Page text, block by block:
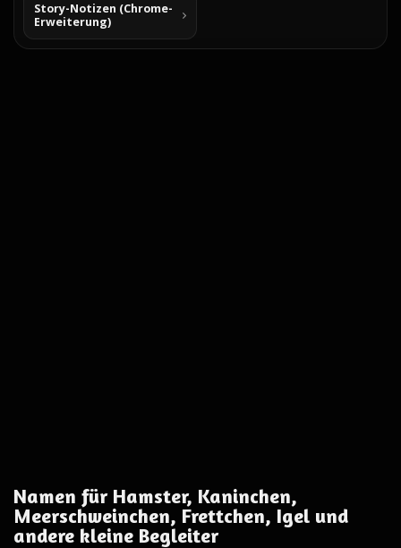
Story-Notizen (Chrome-
Erweiterung)
Namen für Hamster, Kaninchen,
Meerschweinchen, Frettchen, Igel und
andere kleine Begleiter